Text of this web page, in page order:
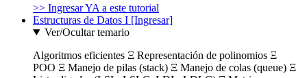
>> Ingresar YA a este tutorial
Estructuras de Datos I [Ingresar]
Ver/Ocultar temario
Algoritmos eficientes Ξ Representación de polinomios Ξ
POO Ξ Manejo de pilas (stack) Ξ Manejo de colas (queue) Ξ